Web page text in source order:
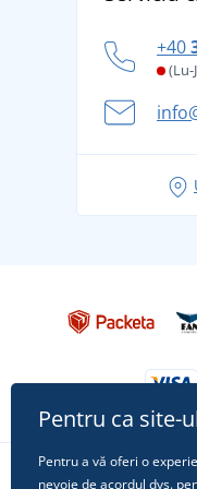
și în siguranță
Aventura de vară
pentru vacanță fără
Tricoul preferat
+40
(Lu-
Pentru ca site-
Pentru a vă oferi o
nevoie de acordul dvs.